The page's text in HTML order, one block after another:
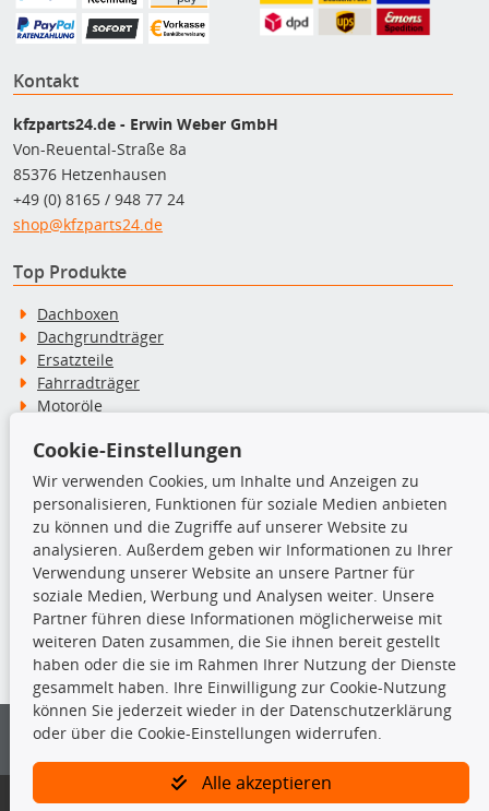
Kontakt
kfzparts24.de - Erwin Weber GmbH
Von-Reuental-Straße 8a
85376 Hetzenhausen
+49 (0) 8165 / 948 77 24
shop@kfzparts24.de
Top Produkte
Dachboxen
Dachgrundträger
Ersatzteile
Fahrradträger
Motoröle
Schneeketten
TecDoc Inside
Die hier angezeigten Daten insbesondere die gesamte Datenbank dürfen
nicht kopiert werden.
Es ist zu unterlassen, die Daten oder die gesamte Datenbank ohne
vorherige Zustimmung von TecDoc zu vervielfältigen, zu verbreiten
und/oder diese Handlungen durch Dritte ausführen zu lassen. Ein
Bitte prüfen Sie, ob das über unseren Onlineshop identifizierte Ersatzteil
Cookie-Einstellungen
Wir verwenden Cookies, um Inhalte und Anzeigen zu
personalisieren, Funktionen für soziale Medien anbieten
zu können und die Zugriffe auf unserer Website zu
analysieren. Außerdem geben wir Informationen zu Ihrer
Verwendung unserer Website an unsere Partner für
soziale Medien, Werbung und Analysen weiter. Unsere
Partner führen diese Informationen möglicherweise mit
weiteren Daten zusammen, die Sie ihnen bereit gestellt
haben oder die sie im Rahmen Ihrer Nutzung der Dienste
gesammelt haben. Ihre Einwilligung zur Cookie-Nutzung
können Sie jederzeit wieder in der Datenschutzerklärung
oder über die Cookie-Einstellungen widerrufen.
Alle akzeptieren